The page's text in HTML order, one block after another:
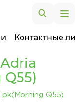
Контактные